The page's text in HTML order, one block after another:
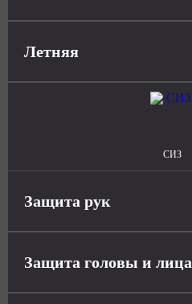
Летняя
СИЗ
Защита рук
Защита головы и лица